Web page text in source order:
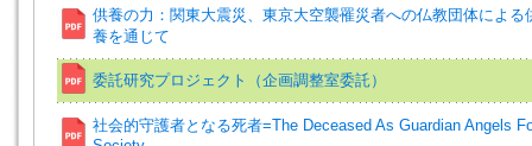
供養の力：関東大震災、東京大空襲罹災者への仏教団体による
養を通じて
委託研究プロジェクト（企画調整室委託）
社会的守護者となる死者=The Deceased As Guardian Angels